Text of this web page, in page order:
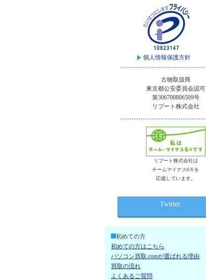
個人情報保護方針
古物取扱商
東京都公安委員会認可
第306700806509号
リブート株式会社
リブート株式会社は
チームマイナス6％を
応援しています。
Twitter
初めての方
初めての方はこちら
パソコン買取.comが選ばれる理由
買取の流れ
よくあるご質問